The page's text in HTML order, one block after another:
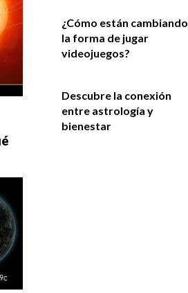
¿Cómo están cambiando
la forma de jugar
videojuegos?
Descubre la conexión
entre astrología y
bienestar